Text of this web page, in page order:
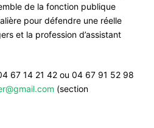
de la fonction publique
pour défendre une réelle
et la profession d’assistant
67 14 21 42 ou 04 67 91 52 98
(section